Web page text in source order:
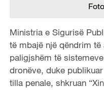
Ministria e Sigurisë
të mbajë një qëndrim
paligjshëm të
dronëve, duke
tilla penale, shkruan